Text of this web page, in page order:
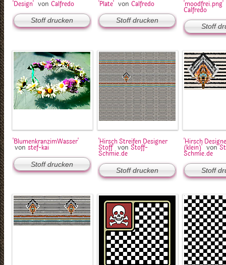
'Design' vonCalfredo
Stoff drucken
'Plate' von Calfredo
Stoff drucken
'moodfrei.png'
Calfredo
Stoff
'BlumenkranzimWasser'
vonstef-kai
Stoff drucken
'Hirsch Streifen Designer
Stoff' von Stoff-
Schmie.de
Stoff drucken
'Hirsch
(klein)' von
Schmie.de
Stoff